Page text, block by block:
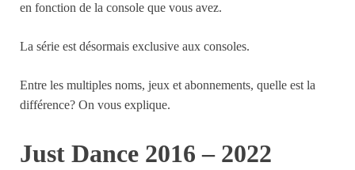
en fonction de la console que vous avez.
La série est désormais exclusive aux consoles.
Entre les multiples noms, jeux et abonnements, quelle est la
différence? On vous explique.
Just Dance 2016 – 2022